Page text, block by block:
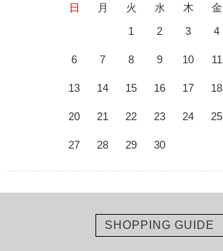
日 月 火 水 木 金
1
2 3 4
6 7 8 9 10 11
13 14 15 16 17 18
20 21 22 23 24 25
27 28 29 30
SHOPPING GUIDE